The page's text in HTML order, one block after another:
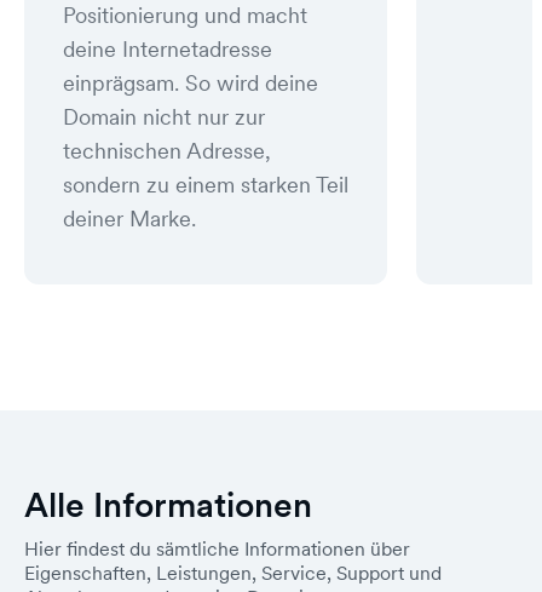
Positionierung und macht
deine Internetadresse
einprägsam. So wird deine
Domain nicht nur zur
technischen Adresse,
sondern zu einem starken Teil
deiner Marke.
Alle Informationen
Hier findest du sämtliche Informationen über
Eigenschaften, Leistungen, Service, Support und